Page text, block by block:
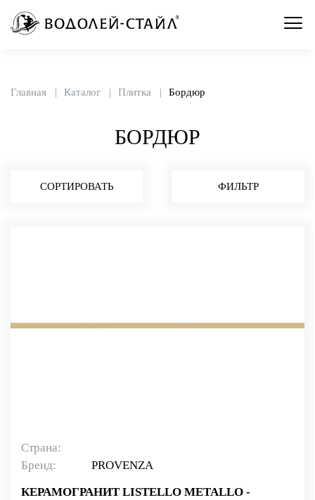
Главная Каталог Плитка Бордюр
БОРДЮР
СОРТИРОВАТЬ ФИЛЬТР
Страна:
Бренд:
PROVENZA
КЕРАМОГРАНИТ LISTELLO METALLO -